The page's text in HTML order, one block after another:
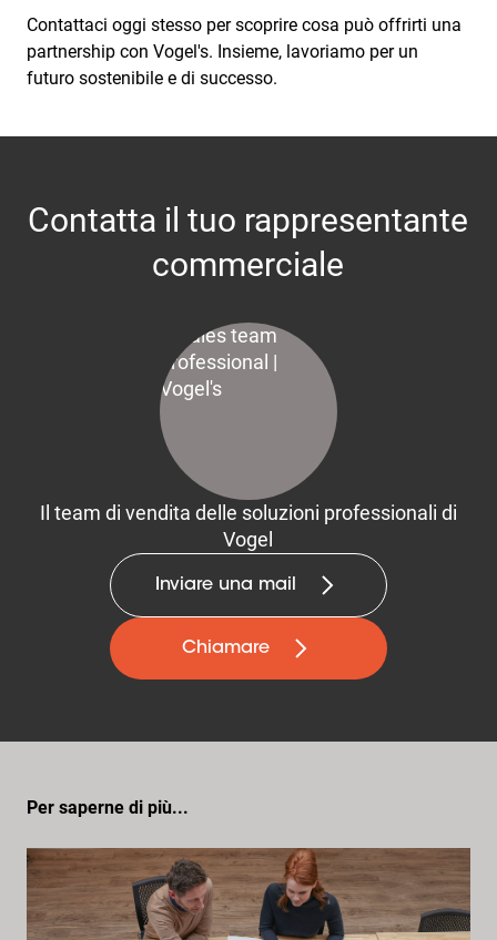
Contattaci oggi stesso per scoprire cosa può offrirti una
partnership con Vogel's. Insieme, lavoriamo per un
futuro sostenibile e di successo.
Contatta il tuo rappresentante
commerciale
Il team di vendita delle soluzioni professionali di
Vogel
Inviare una mail
Chiamare
Per saperne di più...